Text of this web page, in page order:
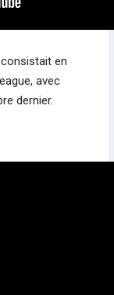
en
avec
dernier.